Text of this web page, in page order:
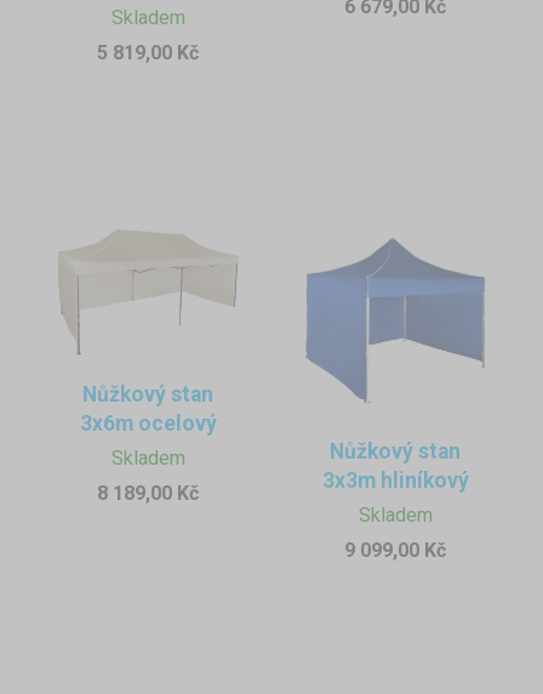
Skladem
5 819,00 Kč
6 679,00 Kč
Nůžkový stan
3x6m ocelový
Skladem
8 189,00 Kč
Nůžkový stan
3x3m hliníkový
Skladem
9 099,00 Kč